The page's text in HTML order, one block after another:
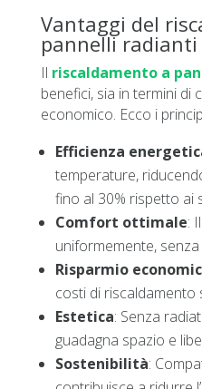
Vantaggi del
pannelli radianti
Il riscaldamento a
benefici, sia in termini di
economico. Ecco i
Efficienza
temperature,
fino al 30% rispetto ai
Comfort ottimale:
uniformemente,
Risparmio
costi di riscaldamento
Estetica: Senza
guadagna spazio e
Sostenibilità: